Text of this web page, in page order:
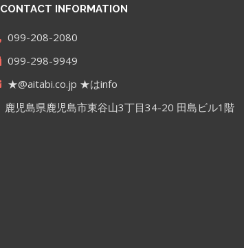
CONTACT INFORMATION
099-208-2080
099-298-9949
★@aitabi.co.jp ★はinfo
鹿児島県鹿児島市東谷山3丁目34-20 田島ビル1階